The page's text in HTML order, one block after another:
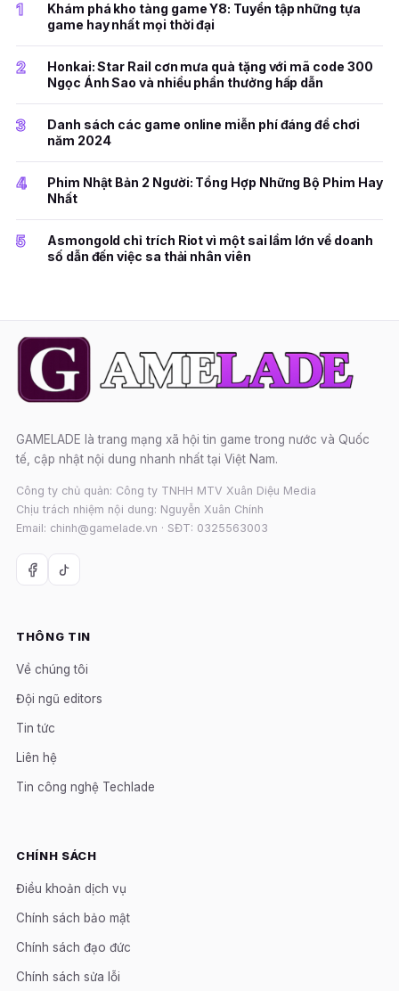
1
Khám phá kho tàng game Y8: Tuyển tập những tựa
game hay nhất mọi thời đại
2
Honkai: Star Rail cơn mưa quà tặng với mã code 300
Ngọc Ánh Sao và nhiều phần thưởng hấp dẫn
3
Danh sách các game online miễn phí đáng để chơi
năm 2024
4
Phim Nhật Bản 2 Người: Tổng Hợp Những Bộ Phim Hay
Nhất
5
Asmongold chỉ trích Riot vì một sai lầm lớn về doanh
số dẫn đến việc sa thải nhân viên
GAMELADE là trang mạng xã hội tin game trong nước và Quốc
tế, cập nhật nội dung nhanh nhất tại Việt Nam.
Công ty chủ quản: Công ty TNHH MTV Xuân Diệu Media
Chịu trách nhiệm nội dung: Nguyễn Xuân Chính
Email: chinh@gamelade.vn · SĐT: 0325563003
THÔNG TIN
Về chúng tôi
Đội ngũ editors
Tin tức
Liên hệ
Tin công nghệ Techlade
CHÍNH SÁCH
Điều khoản dịch vụ
Chính sách bảo mật
Chính sách đạo đức
Chính sách sửa lỗi